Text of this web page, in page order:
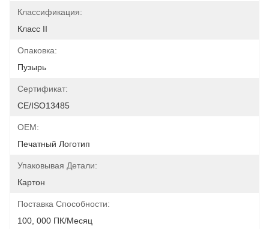
Классификация:
Класс II
Опаковка:
Пузырь
Сертификат:
CE/ISO13485
OEM:
Печатный Логотип
Упаковывая Детали:
Картон
Поставка Способности:
100, 000 ПК/месяц